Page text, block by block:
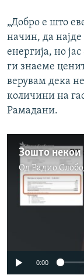
„Добро е што
начин, да
енергија, но
ги знаеме
верувам дека
количини на
Рамадани.
ОдРадио
No
0:00